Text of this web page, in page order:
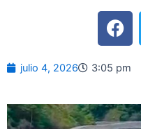
F
a
c
e
o
julio 4, 2026 3:05 pm